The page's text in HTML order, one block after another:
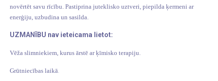
novērtēt savu rīcību. Pastiprina juteklisko uztveri, piepilda ķermeni ar
enerģiju, uzbudina un sasilda.
UZMANĪBU nav ieteicama lietot:
Vēža slimniekiem, kurus ārstē ar ķīmisko terapiju.
Grūtniecības laikā